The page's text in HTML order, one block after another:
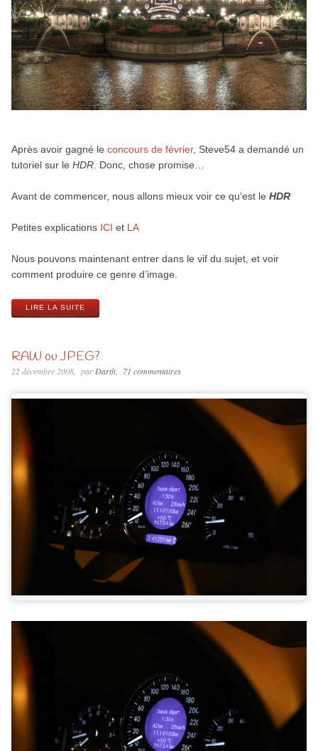
Après avoir gagné le concours de février, Steve54 a demandé un
tutoriel sur le HDR. Donc, chose promise…
Avant de commencer, nous allons mieux voir ce qu’est le HDR
Petites explications ICI et LA
Nous pouvons maintenant entrer dans le vif du sujet, et voir
comment produire ce genre d’image.
LIRE LA SUITE
RAW ou JPEG?
22 décembre 2008 par Darth 71 commentaires